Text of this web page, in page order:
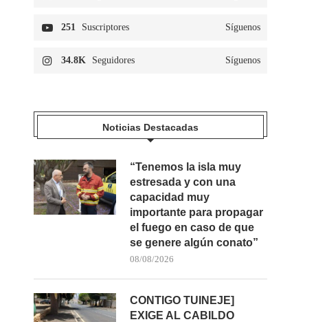
PLANTACIONES DE MARIHUANA EN
TENERIFE CON...
TRAS CAER POR
251 Suscriptores Síguenos
34.8K Seguidores Síguenos
Noticias Destacadas
“Tenemos la isla muy
estresada y con una
capacidad muy
importante para propagar
el fuego en caso de que
se genere algún conato”
08/08/2026
CONTIGO TUINEJE]
EXIGE AL CABILDO